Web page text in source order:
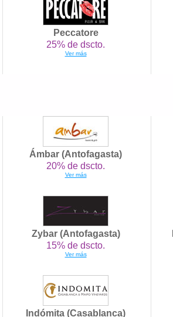
Peccatore
25% de dscto.
Ver más
Ámbar (Antofagasta)
20% de dscto.
Ver más
Zybar (Antofagasta)
15% de dscto.
Ver más
Indómita (Casablanca)